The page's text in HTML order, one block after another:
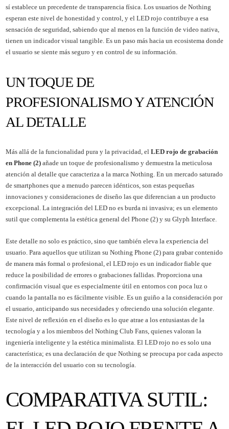
sí establece un precedente de transparencia física. Los usuarios de Nothing
esperan este nivel de honestidad y control, y el LED rojo contribuye a esa
sensación de seguridad, sabiendo que al menos en la función de video nativa,
tienen un indicador visual tangible. Es un paso más hacia un ecosistema donde
el usuario se siente más seguro y en control de su información.
UN TOQUE DE
PROFESIONALISMO Y ATENCIÓN
AL DETALLE
Más allá de la funcionalidad pura y la privacidad, el LED rojo de grabación
en Phone (2)añade un toque de profesionalismo y demuestra la meticulosa
atención al detalle que caracteriza a la marca Nothing. En un mercado saturado
de smartphones que a menudo parecen idénticos, son estas pequeñas
innovaciones y consideraciones de diseño las que diferencian a un producto
excepcional. La integración del LED no es burda ni invasiva; es un elemento
sutil que complementa la estética general del Phone (2) y su Glyph Interface.
Este detalle no solo es práctico, sino que también eleva la experiencia del
usuario. Para aquellos que utilizan su Nothing Phone (2) para grabar contenido
de manera más formal o profesional, el LED rojo es un indicador fiable que
reduce la posibilidad de errores o grabaciones fallidas. Proporciona una
confirmación visual que es especialmente útil en entornos con poca luz o
cuando la pantalla no es fácilmente visible. Es un guiño a la consideración por
el usuario, anticipando sus necesidades y ofreciendo una solución elegante.
Este nivel de reflexión en el diseño es lo que atrae a los entusiastas de la
tecnología y a los miembros del Nothing Club Fans, quienes valoran la
ingeniería inteligente y la estética minimalista. El LED rojo no es solo una
característica; es una declaración de que Nothing se preocupa por cada aspecto
de la interacción del usuario con su tecnología.
COMPARATIVA SUTIL: